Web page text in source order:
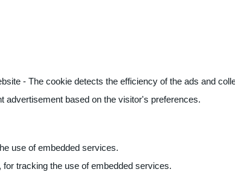
- The cookie detects the efficiency of the ads and
advertisement based on the visitor's preferences.
use of embedded services.
tracking the use of embedded services.